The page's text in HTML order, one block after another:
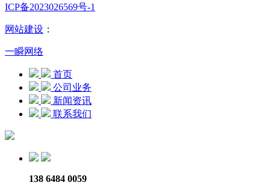
ICP备2023026569号-1
网站建设 ：
一瞬网络
首页
公司业务
新闻资讯
联系我们
138 6484 0059